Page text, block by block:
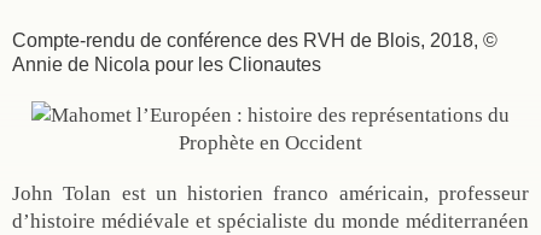
Compte-rendu de conférence des RVH de Blois, 2018, ©
Annie de Nicola pour les Clionautes
John Tolan est un historien franco américain, professeur
d’histoire médiévale et spécialiste du monde méditerranéen